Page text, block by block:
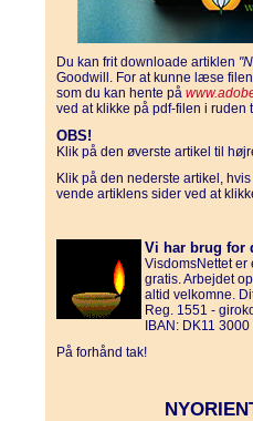
Du kan frit downloade artiklen
Goodwill. For at kunne læse
som du kan hente på
ved at klikke på pdf-filen i ruden
OBS!
Klik på den øverste artikel til
Klik på den nederste artikel,
vende artiklens sider ved at
Vi har brug for
VisdomsNettet er
gratis. Arbejdet
altid velkomne.
Reg. 1551 -
IBAN: DK11
På forhånd tak!